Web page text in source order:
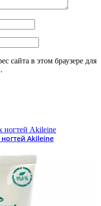
сайта в этом браузере для
Akileine